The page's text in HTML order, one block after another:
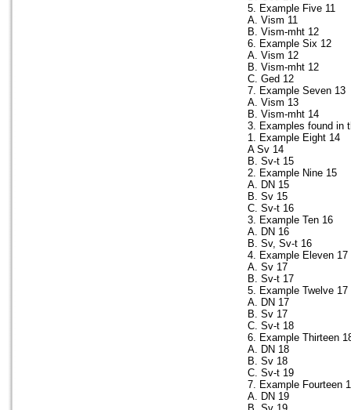
5. Example Five 11
A. Vism 11
B. Vism-mht 12
6. Example Six 12
A. Vism 12
B. Vism-mht 12
C. Ged 12
7. Example Seven 13
A. Vism 13
B. Vism-mht 14
3. Examples found in
1. Example Eight 14
A Sv 14
B. Sv-t 15
2. Example Nine 15
A. DN 15
B. Sv 15
C. Sv-t 16
3. Example Ten 16
A. DN 16
B. Sv, Sv-t 16
4. Example Eleven 17
A. Sv 17
B. Sv-t 17
5. Example Twelve 17
A. DN 17
B. Sv 17
C. Sv-t 18
6. Example Thirteen
A. DN 18
B. Sv 18
C. Sv-t 19
7. Example Fourteen
A. DN 19